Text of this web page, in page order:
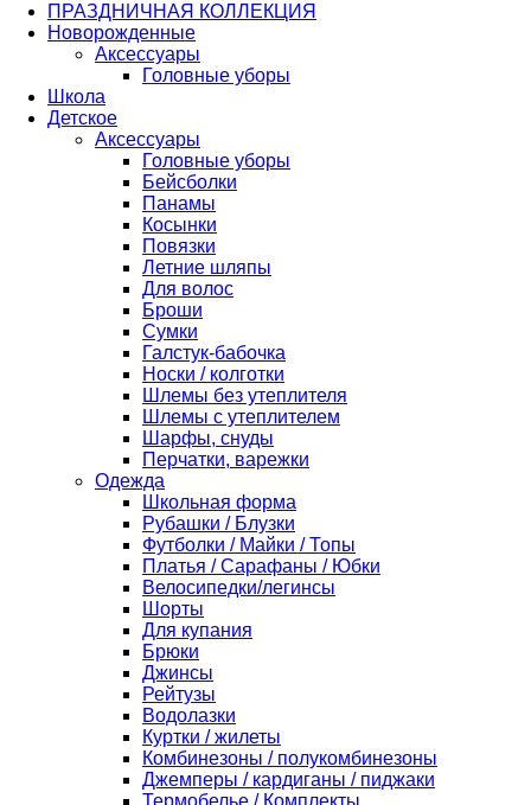
ПРАЗДНИЧНАЯ КОЛЛЕКЦИЯ
Новорожденные
Аксессуары
Головные уборы
Школа
Детское
Аксессуары
Головные уборы
Бейсболки
Панамы
Косынки
Повязки
Летние шляпы
Для волос
Броши
Сумки
Галстук-бабочка
Носки / колготки
Шлемы без утеплителя
Шлемы с утеплителем
Шарфы, снуды
Перчатки, варежки
Одежда
Школьная форма
Рубашки / Блузки
Футболки / Майки / Топы
Платья / Сарафаны / Юбки
Велосипедки/легинсы
Шорты
Для купания
Брюки
Джинсы
Рейтузы
Водолазки
Куртки / жилеты
Комбинезоны / полукомбинезоны
Джемперы / кардиганы / пиджаки
Термобелье / Комплекты